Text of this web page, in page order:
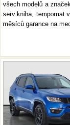
všech modelů a
serv.kniha, tempomat
měsíců garance na